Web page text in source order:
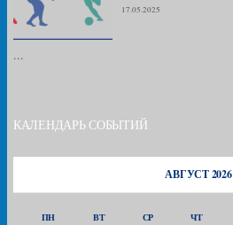
17.05.2025
...
КАЛЕНДАРЬ СОБЫТИЙ
АВГУСТ 2026
ПН ВТ СР ЧТ